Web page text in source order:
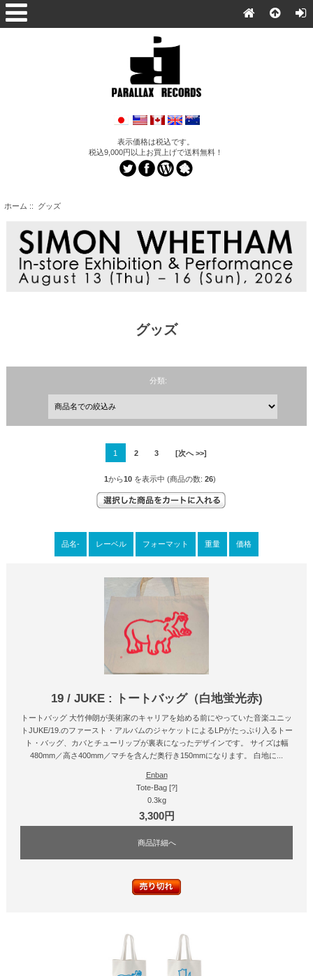
表示価格は税込です。
税込9,000円以上お買上げで送料無料！
ホーム :: グッズ
グッズ
分類:
1 2 3 [次へ >>]
1から10 を表示中 (商品の数: 26)
品名- レーベル フォーマット 重量 価格
19 / JUKE : トートバッグ（白地蛍光赤)
トートバッグ 大竹伸朗が美術家のキャリアを始める前にやっていた音楽ユニッ
トJUKE/19.のファースト・アルバムのジャケットによるLPがたっぷり入るトー
ト・バッグ、カバとチューリップが裏表になったデザインです。 サイズは幅
480mm／高さ400mm／マチを含んだ奥行き150mmになります。 白地に...
Enban
Tote-Bag [?]
0.3kg
3,300円
商品詳細へ